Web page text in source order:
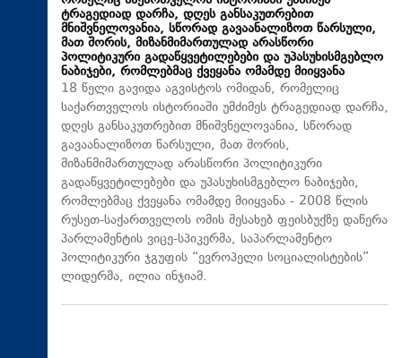
ტრაგედიად დარჩა, დღეს განსაკუთრებით
მნიშვნელოვანია, სწორად გავაანალიზოთ წარსული,
მათ შორის, მიზანმიმართულად არასწორი
პოლიტიკური გადაწყვეტილებები და უპასუხისმგებლო
ნაბიჯები, რომლებმაც ქვეყანა ომამდე მიიყვანა
18 წელი გავიდა აგვისტოს ომიდან, რომელიც
საქართველოს ისტორიაში უმძიმეს ტრაგედიად დარჩა,
დღეს განსაკუთრებით მნიშვნელოვანია, სწორად
გავაანალიზოთ წარსული, მათ შორის,
მიზანმიმართულად არასწორი პოლიტიკური
გადაწყვეტილებები და უპასუხისმგებლო ნაბიჯები,
რომლებმაც ქვეყანა ომამდე მიიყვანა - 2008 წლის
რუსეთ-საქართველოს ომის შესახებ ფეისბუქზე დაწერა
პარლამენტის ვიცე-სპიკერმა, საპარლამენტო
პოლიტიკური ჯგუფის “ევროპელი სოციალისტების”
ლიდერმა, ილია ინჯიამ.